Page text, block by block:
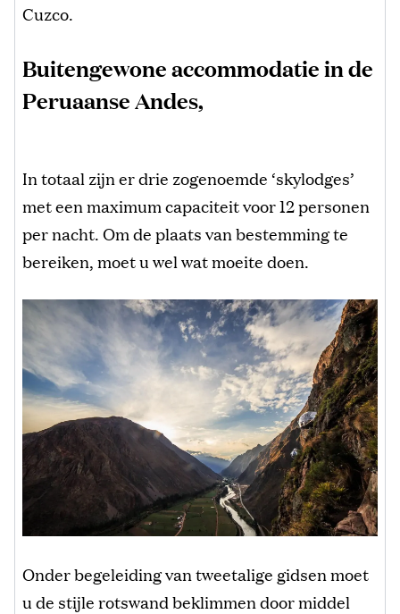
Cuzco.
Buitengewone accommodatie in de
Peruaanse Andes,
In totaal zijn er drie zogenoemde ‘skylodges’
met een maximum capaciteit voor 12 personen
per nacht. Om de plaats van bestemming te
bereiken, moet u wel wat moeite doen.
Onder begeleiding van tweetalige gidsen moet
u de stijle rotswand beklimmen door middel